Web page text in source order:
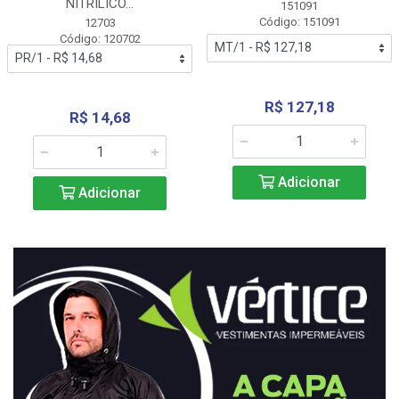
NITRÍLICO...
12703
Código: 120702
R$ 14,68
Adicionar
151091
Código: 151091
R$ 127,18
Adicionar